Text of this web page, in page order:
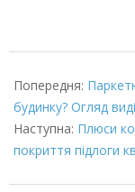
02-
22
Попередня:
будинку? Огляд
Наступна: Плюси
покриття підлоги